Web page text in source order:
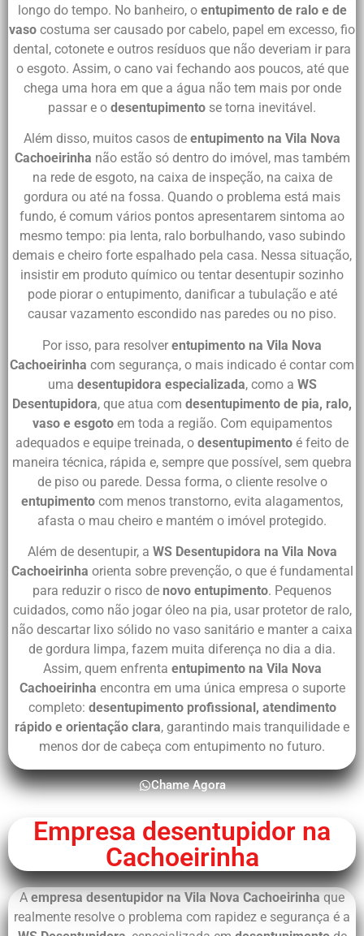
longo do tempo. No banheiro, o entupimento de ralo e de
vaso costuma ser causado por cabelo, papel em excesso, fio
dental, cotonete e outros resíduos que não deveriam ir para
o esgoto. Assim, o cano vai fechando aos poucos, até que
chega uma hora em que a água não tem mais por onde
passar e o desentupimento se torna inevitável.
Além disso, muitos casos de entupimento na Vila Nova
Cachoeirinha não estão só dentro do imóvel, mas também
na rede de esgoto, na caixa de inspeção, na caixa de
gordura ou até na fossa. Quando o problema está mais
fundo, é comum vários pontos apresentarem sintoma ao
mesmo tempo: pia lenta, ralo borbulhando, vaso subindo
demais e cheiro forte espalhado pela casa. Nessa situação,
insistir em produto químico ou tentar desentupir sozinho
pode piorar o entupimento, danificar a tubulação e até
causar vazamento escondido nas paredes ou no piso.
Por isso, para resolver entupimento na Vila Nova
Cachoeirinha com segurança, o mais indicado é contar com
uma desentupidora especializada, como a WS
Desentupidora, que atua com desentupimento de pia, ralo,
vaso e esgotoem toda a região. Com equipamentos
adequados e equipe treinada, o desentupimento é feito de
maneira técnica, rápida e, sempre que possível, sem quebra
de piso ou parede. Dessa forma, o cliente resolve o
entupimento com menos transtorno, evita alagamentos,
afasta o mau cheiro e mantém o imóvel protegido.
Além de desentupir, a WS Desentupidora na Vila Nova
Cachoeirinha orienta sobre prevenção, o que é fundamental
para reduzir o risco de novo entupimento. Pequenos
cuidados, como não jogar óleo na pia, usar protetor de ralo,
não descartar lixo sólido no vaso sanitário e manter a caixa
de gordura limpa, fazem muita diferença no dia a dia.
Assim, quem enfrenta entupimento na Vila Nova
Cachoeirinha encontra em uma única empresa o suporte
completo: desentupimento profissional, atendimento
rápido e orientação clara, garantindo mais tranquilidade e
menos dor de cabeça com entupimento no futuro.
Chame Agora
Empresa desentupidor na
Cachoeirinha
A empresa desentupidor na Vila Nova Cachoeirinha que
realmente resolve o problema com rapidez e segurança é a